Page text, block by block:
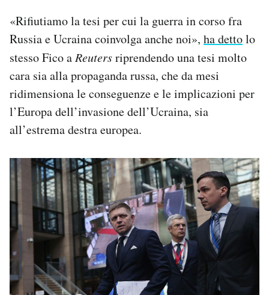
«Rifiutiamo la tesi per cui la guerra in corso fra
Russia e Ucraina coinvolga anche noi», ha dettolo
stesso Fico aReutersriprendendo una tesi molto
cara sia alla propaganda russa, che da mesi
ridimensiona le conseguenze e le implicazioni per
l’Europa dell’invasione dell’Ucraina, sia
all’estrema destra europea.